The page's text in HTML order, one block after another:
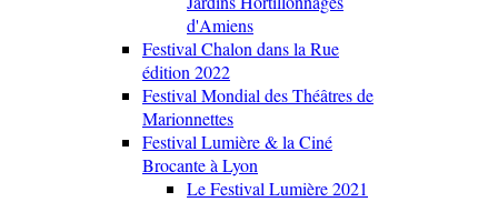
d'Amiens
Festival Chalon dans la Rue
édition 2022
Festival Mondial des Théâtres de
Marionnettes
Festival Lumière & la Ciné
Brocante à Lyon
Le Festival Lumière 2021